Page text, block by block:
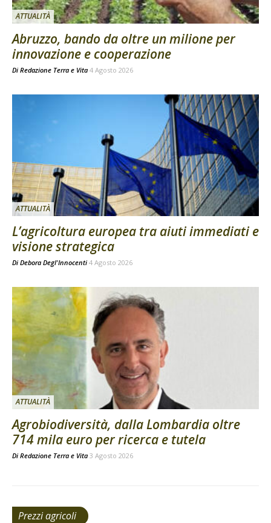
ATTUALITÀ
Abruzzo, bando da oltre un milione per
innovazione e cooperazione
Di Redazione Terra e Vita 4 Agosto 2026
ATTUALITÀ
L’agricoltura europea tra aiuti immediati e
visione strategica
Di Debora Degl'Innocenti 4 Agosto 2026
ATTUALITÀ
Agrobiodiversità, dalla Lombardia oltre
714 mila euro per ricerca e tutela
Di Redazione Terra e Vita 3 Agosto 2026
Prezzi agricoli